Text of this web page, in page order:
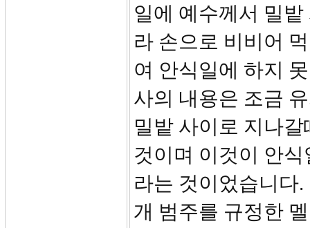
일에 예수께서 밀
라 손으로 비비어
여 안식일에 하지
사의 내용은 조금
밀밭 사이로 지나
것이며 이것이 안
라는 것이었습니다
개 범주를 규정한